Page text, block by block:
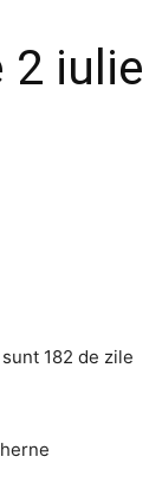
2 iulie
182 de zile